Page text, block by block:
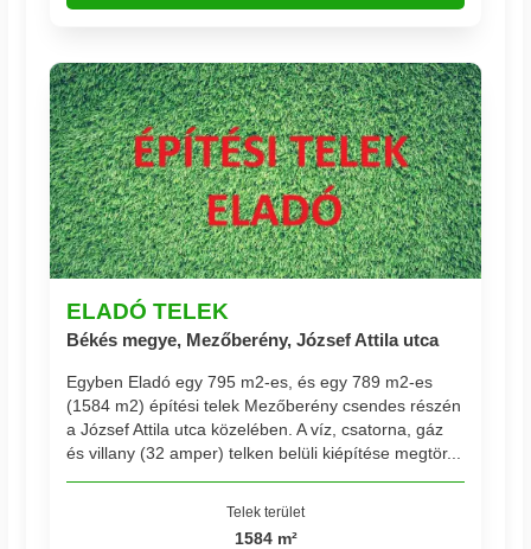
ELADÓ TELEK
Békés megye, Mezőberény, József Attila utca
Egyben Eladó egy 795 m2-es, és egy 789 m2-es
(1584 m2) építési telek Mezőberény csendes részén
a József Attila utca közelében. A víz, csatorna, gáz
és villany (32 amper) telken belüli kiépítése megtör...
Telek terület
1584 m²